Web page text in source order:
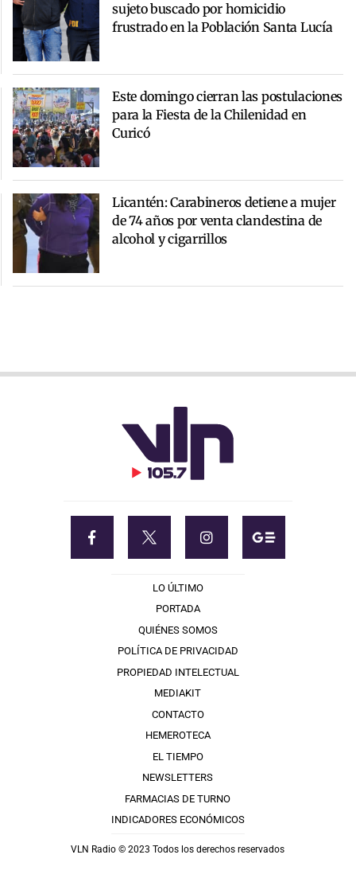
sujeto buscado por homicidio
frustrado en la Población Santa Lucía
Este domingo cierran las postulaciones
para la Fiesta de la Chilenidad en
Curicó
Licantén: Carabineros detiene a mujer
de 74 años por venta clandestina de
alcohol y cigarrillos
LO ÚLTIMO
PORTADA
QUIÉNES SOMOS
POLÍTICA DE PRIVACIDAD
PROPIEDAD INTELECTUAL
MEDIAKIT
CONTACTO
HEMEROTECA
EL TIEMPO
NEWSLETTERS
FARMACIAS DE TURNO
INDICADORES ECONÓMICOS
VLN Radio © 2023 Todos los derechos reservados